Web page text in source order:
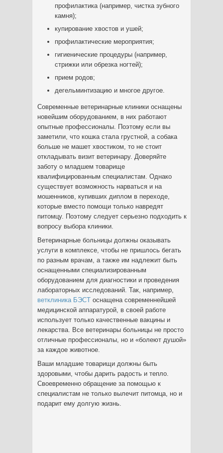
профилактика (например, чистка зубного
камня);
купирование хвостов и ушей;
профилактические мероприятия;
гигиенические процедуры (например,
стрижки или обрезка ногтей);
прием родов;
дегельминтизацию и многое другое.
Современные ветеринарные клиники оснащены
новейшим оборудованием, в них работают
опытные профессионалы. Поэтому если вы
заметили, что кошка стала грустной, а собака
больше не машет хвостиком, то не стоит
откладывать визит ветеринару. Доверяйте
заботу о младшем товарище
квалифицированным специалистам. Однако
существует возможность нарваться и на
мошенников, купивших диплом в переходе,
которые вместо помощи только навредят
питомцу. Поэтому следует серьезно подходить к
вопросу выбора клиники.
Ветеринарные больницы должны оказывать
услуги в комплексе, чтобы не пришлось бегать
по разным врачам, а также им надлежит быть
оснащенными специализированным
оборудованием для диагностики и проведения
лабораторных исследований. Так, например,
ветклиника БЭСТ оснащена современнейшей
медицинской аппаратурой, в своей работе
использует только качественные вакцины и
лекарства. Все ветеринары больницы не просто
отличные профессионалы, но и «болеют душой»
за каждое животное.
Ваши младшие товарищи должны быть
здоровыми, чтобы дарить радость и тепло.
Своевременно обращение за помощью к
специалистам не только вылечит питомца, но и
подарит ему долгую жизнь.